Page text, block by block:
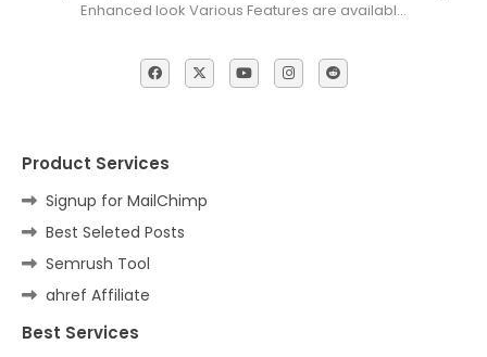
Enhanced look Various Features are availabl…
Product Services
Signup for MailChimp
Best Seleted Posts
Semrush Tool
ahref Affiliate
Best Services